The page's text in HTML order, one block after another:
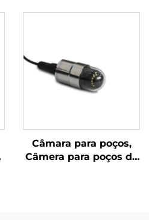
Câmara para poços,
Câmera para poços de